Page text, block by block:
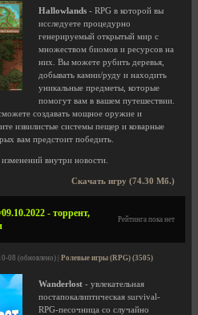
Hallowlands - RPG в которой вы
исследуете процедурно
генерируемый открытый мир с
множеством биомов и ресурсов на
них. Вы можете рубить деревья,
добывать камни/руду и находить
уникальные предметы, которые
помогут вам в вашем путешествии.
создавать мощное оружие и
извилистые системы пещер и коварные
вам предстоит победить.
внутри новости.
Скачать игру (74.30 Мб.)
- торрент,
Рейтинга пока нет
08 (обновлено) | Ролевые игры (RPG) (3505)
Wanderlost - увлекательная
постапокалиптическая survival-
RPG-песочница со случайно